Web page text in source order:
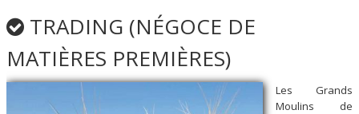
Services
Engagements
TRADING (NÉGOCE DE
MATIÈRES PREMIÈRES)
Les Grands
Moulins de